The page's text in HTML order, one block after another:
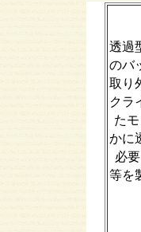
透過
のバ
取り
クラ
た
かに
必
等を